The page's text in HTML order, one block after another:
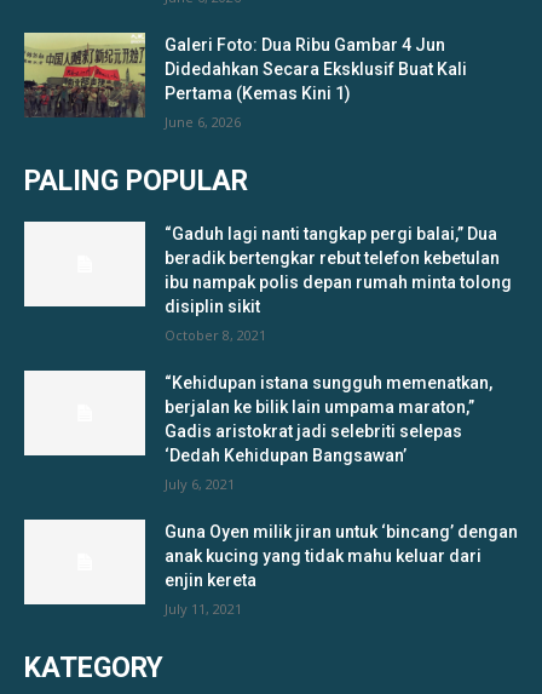
Galeri Foto: Dua Ribu Gambar 4 Jun
Didedahkan Secara Eksklusif Buat Kali
Pertama (Kemas Kini 1)
June 6, 2026
PALING POPULAR
“Gaduh lagi nanti tangkap pergi balai,” Dua
beradik bertengkar rebut telefon kebetulan
ibu nampak polis depan rumah minta tolong
disiplin sikit
October 8, 2021
“Kehidupan istana sungguh memenatkan,
berjalan ke bilik lain umpama maraton,”
Gadis aristokrat jadi selebriti selepas
‘Dedah Kehidupan Bangsawan’
July 6, 2021
Guna Oyen milik jiran untuk ‘bincang’ dengan
anak kucing yang tidak mahu keluar dari
enjin kereta
July 11, 2021
KATEGORY